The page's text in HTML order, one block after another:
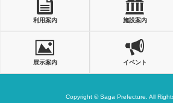
利用案内 施設案内
展示案内 イベント
Copyright © Saga Prefecture. All